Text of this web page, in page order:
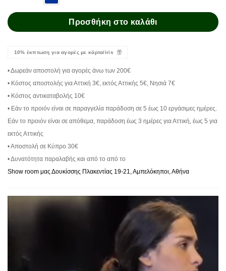
Προσθήκη στο καλάθι
10% έκπτωση για αγορές με κάρτα/iris
• Δωρεάν αποστολή για αγορές άνω των 200€
• Κόστος αποστολής για Αττική 3€, εκτός Αττικής 5€, Νησιά 7€
• Κόστος αντικαταβολής 10€
• Εάν το προιόν είναι σε παραγγελία παράδοση σε 5 έως 10 εργάσιμες ημέρες.
Εάν το προιόν είναι σε απόθεμα, παράδοση έως 3 ημέρες για Αττική, έως 5 για
εκτός Αττικής
• Αποστολή σε Κύπρο 30€
• Δυνατότητα παραλαβής και από το από το
Show room μας Δουκίσσης Πλακεντίας 19-21, Αμπελόκηποι, Αθήνα